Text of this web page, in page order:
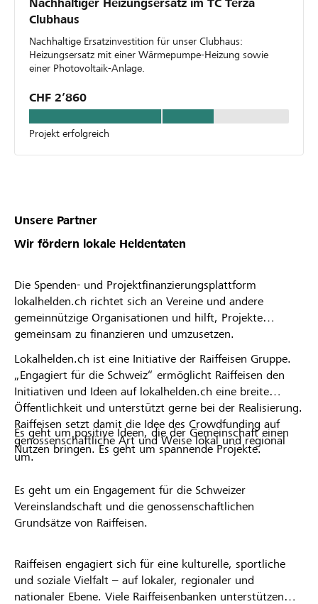
Nachhaltiger Heizungsersatz im TC Terza
Clubhaus
Nachhaltige Ersatzinvestition für unser Clubhaus:
Heizungsersatz mit einer Wärmepumpe-Heizung sowie
einer Photovoltaik-Anlage.
CHF 2’860
Projekt erfolgreich
Unsere Partner
Wir fördern lokale Heldentaten
Die Spenden- und Projektfinanzierungsplattform
lokalhelden.ch richtet sich an Vereine und andere
gemeinnützige Organisationen und hilft, Projekte
gemeinsam zu finanzieren und umzusetzen.
Lokalhelden.ch ist eine Initiative der Raiffeisen Gruppe.
„Engagiert für die Schweiz“ ermöglicht Raiffeisen den
Initiativen und Ideen auf lokalhelden.ch eine breite
Öffentlichkeit und unterstützt gerne bei der Realisierung.
Raiffeisen setzt damit die Idee des Crowdfunding auf
genossenschaftliche Art und Weise lokal und regional
um.
Es geht um positive Ideen, die der Gemeinschaft einen
Nutzen bringen. Es geht um spannende Projekte.
Es geht um ein Engagement für die Schweizer
Vereinslandschaft und die genossenschaftlichen
Grundsätze von Raiffeisen.
Raiffeisen engagiert sich für eine kulturelle, sportliche
und soziale Vielfalt – auf lokaler, regionaler und
nationaler Ebene. Viele Raiffeisenbanken unterstützen